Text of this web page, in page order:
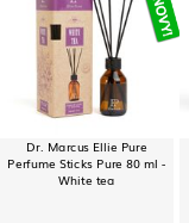
Dr. Marcus Ellie Pure
Perfume Sticks Pure 80 ml -
White tea